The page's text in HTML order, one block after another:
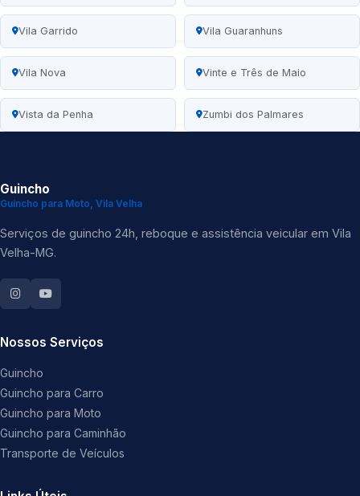
Vila Garrido Vila Guaranhuns
Vila Nova Vinte e Três de Maio
Vista da Penha Zumbi dos Palmares
Guincho
Guincho para Moto, Vila Velha
Serviços de guincho 24h, reboque e assistência veicular em Vila
Velha-MG.
Nossos Serviços
Guincho
Guincho para Carro
Guincho para Moto
Guincho para Caminhão
Transporte de Veículos